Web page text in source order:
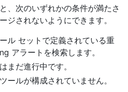
、次のいずれかの条件が満たさ
ジされないようにできます。
ル セットで定義されている重
アラートを検索します。
まだ進行中です。
ールが構成されていません。